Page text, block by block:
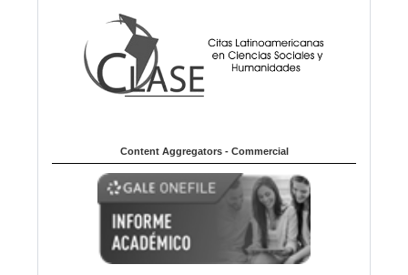
Content Aggregators - Commercial